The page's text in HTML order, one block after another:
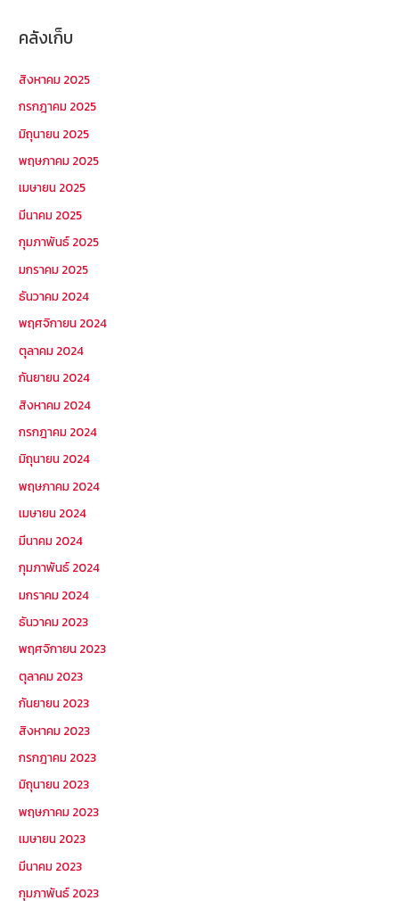
คลังเก็บ
สิงหาคม 2025
กรกฎาคม 2025
มิถุนายน 2025
พฤษภาคม 2025
เมษายน 2025
มีนาคม 2025
กุมภาพันธ์ 2025
มกราคม 2025
ธันวาคม 2024
พฤศจิกายน 2024
ตุลาคม 2024
กันยายน 2024
สิงหาคม 2024
กรกฎาคม 2024
มิถุนายน 2024
พฤษภาคม 2024
เมษายน 2024
มีนาคม 2024
กุมภาพันธ์ 2024
มกราคม 2024
ธันวาคม 2023
พฤศจิกายน 2023
ตุลาคม 2023
กันยายน 2023
สิงหาคม 2023
กรกฎาคม 2023
มิถุนายน 2023
พฤษภาคม 2023
เมษายน 2023
มีนาคม 2023
กุมภาพันธ์ 2023